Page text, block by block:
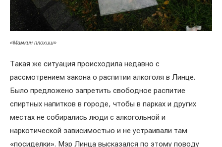
«Мамкин плохиш»
Такая же ситуация происходила недавно с
рассмотрением закона о распитии алкоголя в Линце.
Было предложено запретить свободное распитие
спиртных напитков в городе, чтобы в парках и других
местах не собирались люди с алкогольной и
наркотической зависимостью и не устраивали там
«посиделки». Мэр Линца высказался по этому поводу